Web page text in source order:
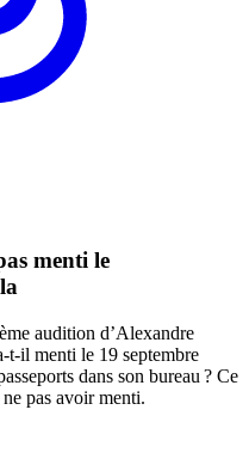
menti le
audition d’Alexandre
t-il menti le 19 septembre
dans son bureau ? Ce
pas avoir menti.